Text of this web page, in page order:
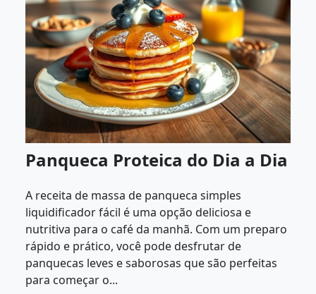
Panqueca Proteica do Dia a Dia
A receita de massa de panqueca simples
liquidificador fácil é uma opção deliciosa e
nutritiva para o café da manhã. Com um preparo
rápido e prático, você pode desfrutar de
panquecas leves e saborosas que são perfeitas
para começar o...